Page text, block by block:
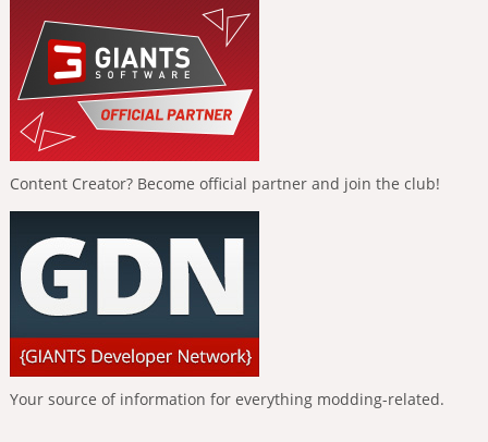
Content Creator? Become official partner and join the club!
Your source of information for everything modding-related.